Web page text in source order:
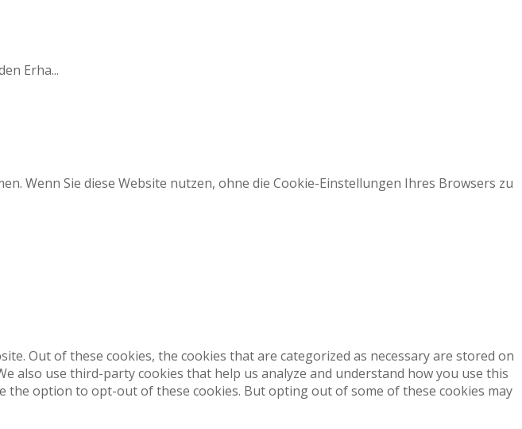
Erha...
Wenn Sie diese Website nutzen, ohne die Cookie-Einstellungen Ihres Browsers zu
Out of these cookies, the cookies that are categorized as necessary are stored on
also use third-party cookies that help us analyze and understand how you use this
the option to opt-out of these cookies. But opting out of some of these cookies may